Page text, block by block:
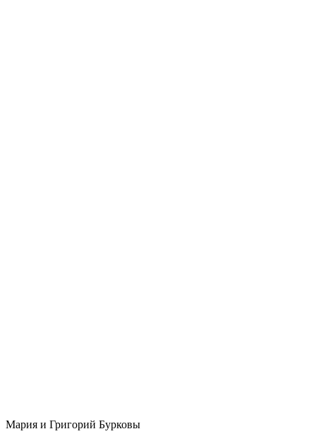
Мария и Григорий Бурковы